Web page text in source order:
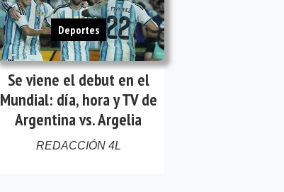
Se viene el debut en el
Mundial: día, hora y TV de
Argentina vs. Argelia
REDACCIÓN 4L
Deportes